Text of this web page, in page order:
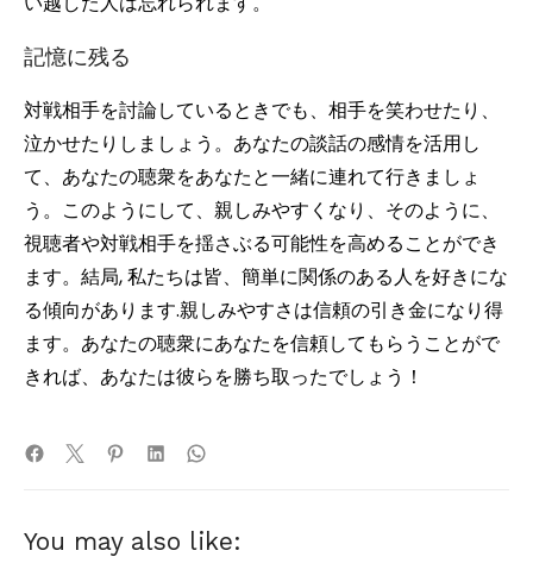
記憶に残る
対戦相手を討論しているときでも、相手を笑わせたり、
泣かせたりしましょう。あなたの談話の感情を活用し
て、あなたの聴衆をあなたと一緒に連れて行きましょ
う。このようにして、親しみやすくなり、そのように、
視聴者や対戦相手を揺さぶる可能性を高めることができ
ます。結局, 私たちは皆、簡単に関係のある人を好きにな
る傾向があります.親しみやすさは信頼の引き金になり得
ます。あなたの聴衆にあなたを信頼してもらうことがで
きれば、あなたは彼らを勝ち取ったでしょう！
You may also like: